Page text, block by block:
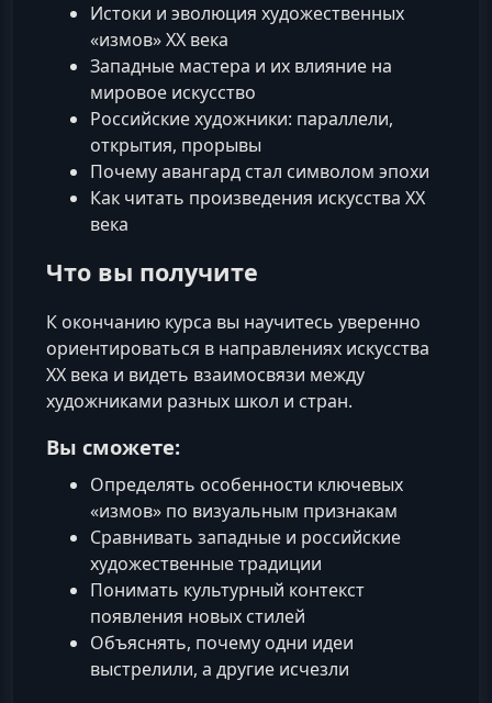
Истоки и эволюция художественных
«измов» XX века
Западные мастера и их влияние на
мировое искусство
Российские художники: параллели,
открытия, прорывы
Почему авангард стал символом эпохи
Как читать произведения искусства XX
века
Что вы получите
К окончанию курса вы научитесь уверенно
ориентироваться в направлениях искусства
XX века и видеть взаимосвязи между
художниками разных школ и стран.
Вы сможете:
Определять особенности ключевых
«измов» по визуальным признакам
Сравнивать западные и российские
художественные традиции
Понимать культурный контекст
появления новых стилей
Объяснять, почему одни идеи
выстрелили, а другие исчезли